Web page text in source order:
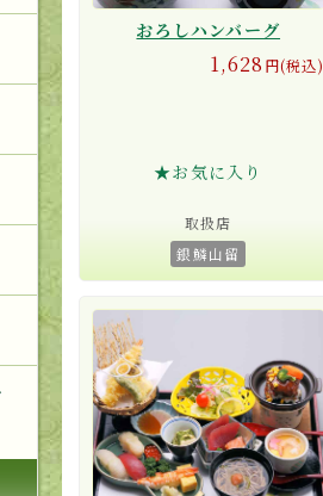
おろしハンバーグ
1,628 円(税込)
★お気に入り
取扱店
銀鱗山留